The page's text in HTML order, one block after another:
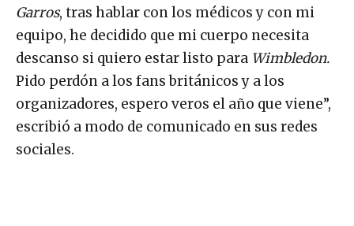
Garros, tras hablar con los médicos y con mi
equipo, he decidido que mi cuerpo necesita
descanso si quiero estar listo para Wimbledon.
Pido perdón a los fans británicos y a los
organizadores, espero veros el año que viene”,
escribió a modo de comunicado en sus redes
sociales.